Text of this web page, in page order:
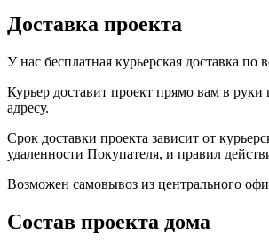
Доставка проекта
У нас бесплатная курьерская доставка по
Курьер доставит проект прямо вам в
адресу.
Срок доставки проекта зависит от
удаленности Покупателя, и правил
Возможен самовывоз из центрального
Cостав проекта дома